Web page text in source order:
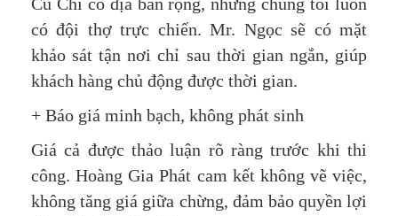
có đội thợ trực chiến. Mr. Ngọc sẽ có mặt
khảo sát tận nơi chỉ sau thời gian ngắn, giúp
khách hàng chủ động được thời gian.
+ Báo giá minh bạch, không phát sinh
Giá cả được thảo luận rõ ràng trước khi thi
công. Hoàng Gia Phát cam kết không vẽ việc,
không tăng giá giữa chừng, đảm bảo quyền lợi